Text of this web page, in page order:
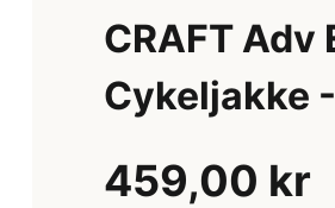
CRAFT Adv
Cykeljakke
459,00 kr